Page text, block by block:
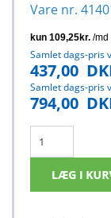
Vare nr.
Samlet dags-pris
437,00
Samlet dags-pris
794,00